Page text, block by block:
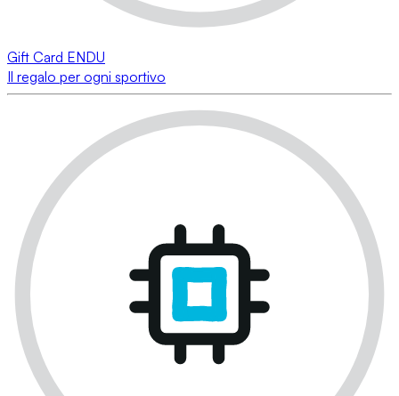
Gift Card ENDU
Il regalo per ogni sportivo